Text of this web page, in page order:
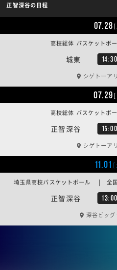
正智深谷の日程
07.28
城東 14:30
高校総体 バスケット
シゲトーア
07.29
正智深谷 15:00
高校総体 バスケット
シゲトーア
11.01 [
正智深谷 13:00
埼玉県高校バスケットボール | 全国
深谷ビッ